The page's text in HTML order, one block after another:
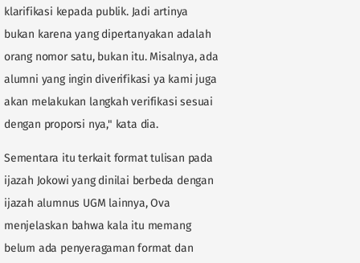
klarifikasi kepada publik. Jadi artinya
bukan karena yang dipertanyakan adalah
orang nomor satu, bukan itu. Misalnya, ada
alumni yang ingin diverifikasi ya kami juga
akan melakukan langkah verifikasi sesuai
dengan proporsi nya," kata dia.
Sementara itu terkait format tulisan pada
ijazah Jokowi yang dinilai berbeda dengan
ijazah alumnus UGM lainnya, Ova
menjelaskan bahwa kala itu memang
belum ada penyeragaman format dan